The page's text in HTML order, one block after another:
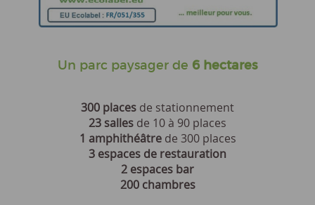
Un parc paysager de 6 hectares
300 places de stationnement
23 salles de 10 à 90 places
1 amphithéâtrede 300 places
3 espaces de restauration
2 espaces bar
200 chambres